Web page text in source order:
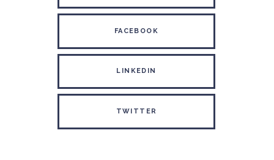
FACEBOOK
LINKEDIN
TWITTER